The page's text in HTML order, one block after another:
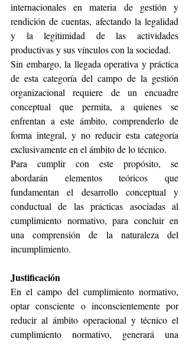
internacionales en materia de gestión y
rendición de cuentas, afectando la legalidad
y la legitimidad de las actividades
productivas y sus vínculos con la sociedad.
Sin embargo, la llegada operativa y práctica
de esta categoría del campo de la gestión
organizacional requiere de un encuadre
conceptual que permita, a quienes se
enfrentan a este ámbito, comprenderlo de
forma integral, y no reducir esta categoría
exclusivamente en el ámbito de lo técnico.
Para cumplir con este propósito, se
abordarán elementos teóricos que
fundamentan el desarrollo conceptual y
conductual de las prácticas asociadas al
cumplimiento normativo, para concluir en
una comprensión de la naturaleza del
incumplimiento.
Justificación
En el campo del cumplimiento normativo,
optar consciente o inconscientemente por
reducir al ámbito operacional y técnico el
cumplimiento normativo, generará una